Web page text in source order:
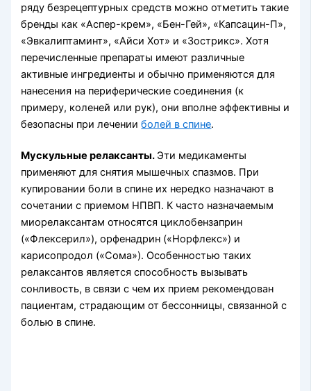
ряду безрецептурных средств можно отметить такие
бренды как «Аспер-крем», «Бен-Гей», «Капсацин-П»,
«Эвкалиптаминт», «Айси Хот» и «Зострикс». Хотя
перечисленные препараты имеют различные
активные ингредиенты и обычно применяются для
нанесения на периферические соединения (к
примеру, коленей или рук), они вполне эффективны и
безопасны при леченииболей в спине.
Мускульные релаксанты. Эти медикаменты
применяют для снятия мышечных спазмов. При
купировании боли в спине их нередко назначают в
сочетании с приемом НПВП. К часто назначаемым
миорелаксантам относятся циклобензаприн
(«Флексерил»), орфенадрин («Норфлекс») и
карисопродол («Сома»). Особенностью таких
релаксантов является способность вызывать
сонливость, в связи с чем их прием рекомендован
пациентам, страдающим от бессонницы, связанной с
болью в спине.